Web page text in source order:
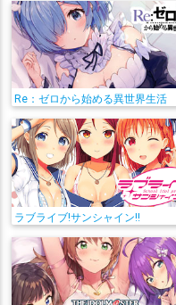
Re：ゼロから始める異世界生活
ラブライブ!サンシャイン!!